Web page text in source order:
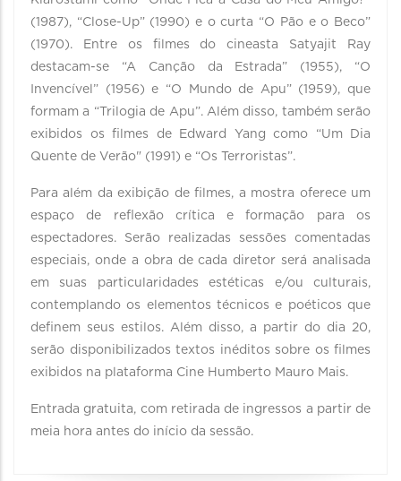
(1987), “Close-Up” (1990) e o curta “O Pão e o Beco”
(1970). Entre os filmes do cineasta Satyajit Ray
destacam-se “A Canção da Estrada” (1955), “O
Invencível” (1956) e “O Mundo de Apu” (1959), que
formam a “Trilogia de Apu”. Além disso, também serão
exibidos os filmes de Edward Yang como “Um Dia
Quente de Verão" (1991) e “Os Terroristas”.
Para além da exibição de filmes, a mostra oferece um
espaço de reflexão crítica e formação para os
espectadores. Serão realizadas sessões comentadas
especiais, onde a obra de cada diretor será analisada
em suas particularidades estéticas e/ou culturais,
contemplando os elementos técnicos e poéticos que
definem seus estilos. Além disso, a partir do dia 20,
serão disponibilizados textos inéditos sobre os filmes
exibidos na plataforma Cine Humberto Mauro Mais.
Entrada gratuita, com retirada de ingressos a partir de
meia hora antes do início da sessão.